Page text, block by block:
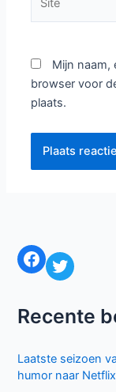
Mijn naam,
browser voor
plaats.
Facebook Twitter
Recente
Laatste seizoen
humor naar Netflix